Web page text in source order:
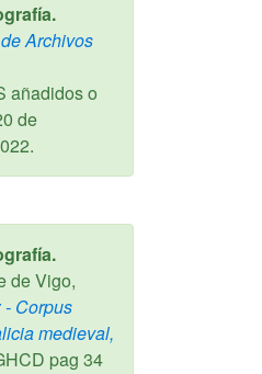
Archivos
añadidos o
de
.
de Vigo,
- Corpus
medieval,
pag 34